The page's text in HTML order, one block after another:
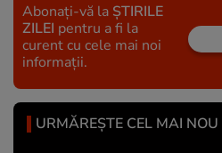
Abonați-vă la ȘTIRILE
ZILEI pentru a fi la
curent cu cele mai noi
informații.
URMĂREȘTE CEL MAI NOU